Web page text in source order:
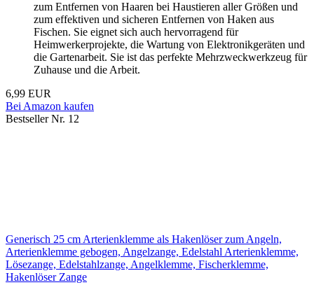
zum Entfernen von Haaren bei Haustieren aller Größen und
zum effektiven und sicheren Entfernen von Haken aus
Fischen. Sie eignet sich auch hervorragend für
Heimwerkerprojekte, die Wartung von Elektronikgeräten und
die Gartenarbeit. Sie ist das perfekte Mehrzweckwerkzeug für
Zuhause und die Arbeit.
6,99 EUR
Bei Amazon kaufen
Bestseller Nr. 12
Generisch 25 cm Arterienklemme als Hakenlöser zum Angeln,
Arterienklemme gebogen, Angelzange, Edelstahl Arterienklemme,
Lösezange, Edelstahlzange, Angelklemme, Fischerklemme,
Hakenlöser Zange